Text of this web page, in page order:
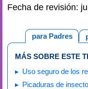
Fecha de revisión:
para Padres
MÁS SOBRE ESTE
Uso seguro de los
Picaduras de